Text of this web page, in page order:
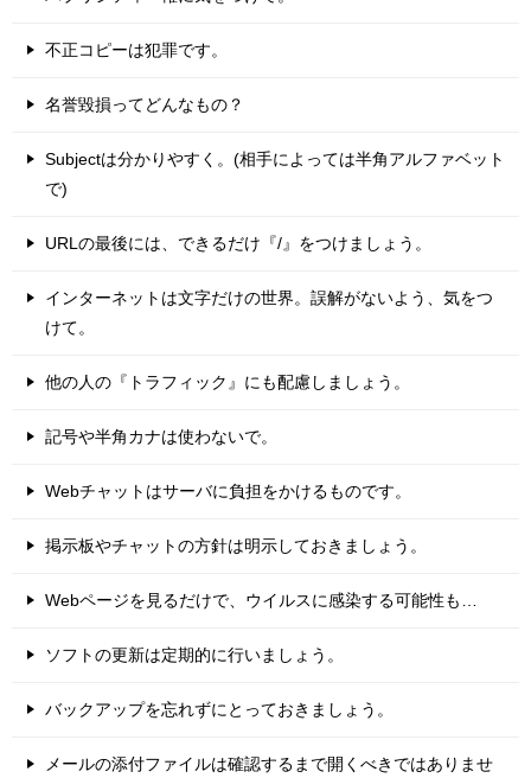
不正コピーは犯罪です。
名誉毀損ってどんなもの？
Subjectは分かりやすく。(相手によっては半角アルファベット
で)
URLの最後には、できるだけ『/』をつけましょう。
インターネットは文字だけの世界。誤解がないよう、気をつ
けて。
他の人の『トラフィック』にも配慮しましょう。
記号や半角カナは使わないで。
Webチャットはサーバに負担をかけるものです。
掲示板やチャットの方針は明示しておきましょう。
Webページを見るだけで、ウイルスに感染する可能性も…
ソフトの更新は定期的に行いましょう。
バックアップを忘れずにとっておきましょう。
メールの添付ファイルは確認するまで開くべきではありませ